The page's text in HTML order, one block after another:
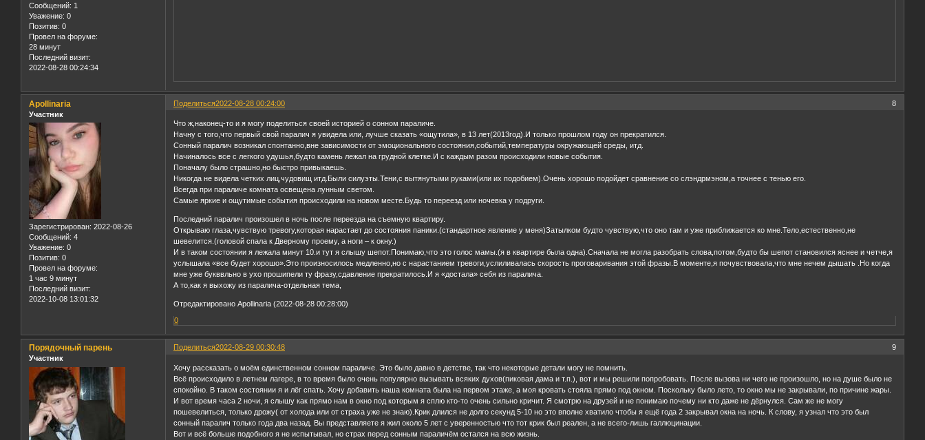
Сообщений: 1
Уважение: 0
Позитив: 0
Провел на форуме:
28 минут
Последний визит:
2022-08-28 00:24:34
Поделиться 8
2022-08-28 00:24:00
Apollinaria
Участник
Зарегистрирован: 2022-08-26
Сообщений: 4
Уважение: 0
Позитив: 0
Провел на форуме:
1 час 9 минут
Последний визит:
2022-10-08 13:01:32
Что ж,наконец-то и я могу поделиться своей историей о сонном параличе.
Начну с того,что первый свой паралич я увидела или, лучше сказать «ощутила», в 13 лет(2013год).И только прошлом году он прекратился.
Сонный паралич возникал спонтанно,вне зависимости от эмоционального состояния,событий,температуры окружающей среды, итд.
Начиналось все с легкого удушья,будто камень лежал на грудной клетке.И с каждым разом происходили новые события.
Поначалу было страшно,но быстро привыкаешь.
Никогда не видела четких лиц,чудовищ итд.Были силуэты.Тени,с вытянутыми руками(или их подобием).Очень хорошо подойдет сравнение со слэндрмэном,а точнее с тенью его.
Всегда при параличе комната освещена лунным светом.
Самые яркие и ощутимые события происходили на новом месте.Будь то переезд или ночевка у подруги.
Последний паралич произошел в ночь после переезда на съемную квартиру.
Открываю глаза,чувствую тревогу,которая нарастает до состояния паники.(стандартное явление у меня)Затылком будто чувствую,что оно там и уже приближается ко мне.Тело,естественно,не
шевелится.(головой спала к Дверному проему, а ноги – к окну.)
И в таком состоянии я лежала минут 10.и тут я слышу шепот.Понимаю,что это голос мамы.(я в квартире была одна).Сначала не могла разобрать слова,потом,будто бы шепот становился яснее и четче,я
услышала «все будет хорошо».Это произносилось медленно,но с нарастанием тревоги,услиливалась скорость проговаривания этой фразы.В моменте,я почувствовала,что мне нечем дышать .Но когда
мне уже букввльно в ухо прошипели ту фразу,сдавление прекратилось.И я «достала» себя из паралича.
А то,как я выхожу из паралича-отдельная тема,
Отредактировано Apollinaria (2022-08-28 00:28:00)
0
Поделиться 9
2022-08-29 00:30:48
Порядочный парень
Участник
Хочу рассказать о моём единственном сонном параличе. Это было давно в детстве, так что некоторые детали могу не помнить.
Всё происходило в летнем лагере, в то время было очень популярно вызывать всяких духов(пиковая дама и т.п.), вот и мы решили попробовать. После вызова ни чего не произошло, но на душе было не
спокойно. В таком состоянии я и лёг спать. Хочу добавить наша комната была на первом этаже, а моя кровать стояла прямо под окном. Поскольку было лето, то окно мы не закрывали, по причине жары.
И вот время часа 2 ночи, я слышу как прямо нам в окно под которым я сплю кто-то очень сильно кричит. Я смотрю на друзей и не понимаю почему ни кто даже не дёрнулся. Сам же не могу
пошевелиться, только дрожу( от холода или от страха уже не знаю).Крик длился не долго секунд 5-10 но это вполне хватило чтобы я ещё года 2 закрывал окна на ночь. К слову, я узнал что это был
сонный паралич только года два назад. Вы представляете я жил около 5 лет с уверенностью что тот крик был реален, а не всего-лишь галлюцинации.
Вот и всё больше подобного я не испытывал, но страх перед сонным параличём остался на всю жизнь.